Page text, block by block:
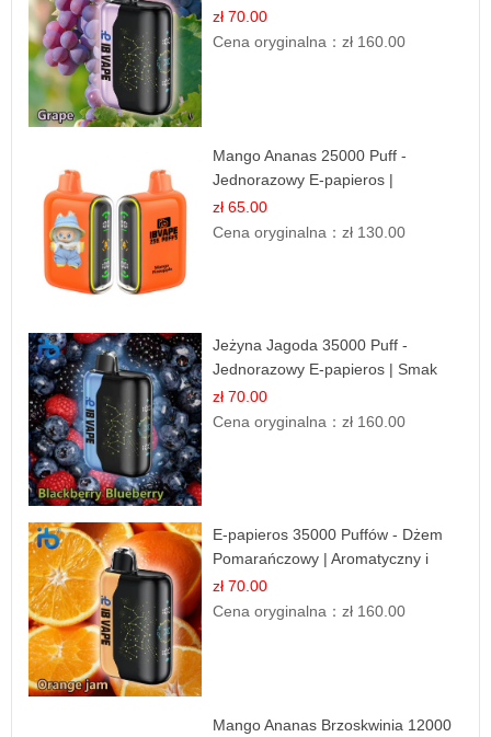
Smak Winogron
zł 70.00
Cena oryginalna：zł 160.00
Mango Ananas 25000 Puff -
Jednorazowy E-papieros |
Egzotyczny Smak
zł 65.00
Cena oryginalna：zł 130.00
Jeżyna Jagoda 35000 Puff -
Jednorazowy E-papieros | Smak
Leśnych Owoców
zł 70.00
Cena oryginalna：zł 160.00
E-papieros 35000 Puffów - Dżem
Pomarańczowy | Aromatyczny i
Długotrwały
zł 70.00
Cena oryginalna：zł 160.00
Mango Ananas Brzoskwinia 12000